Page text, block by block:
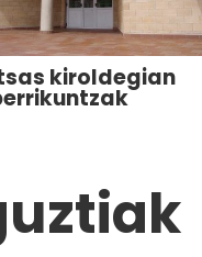
kiroldegian